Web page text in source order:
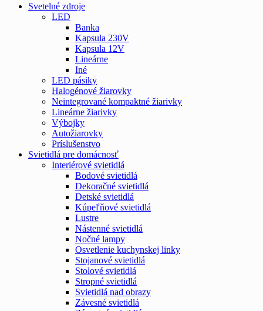
Svetelné zdroje
LED
Banka
Kapsula 230V
Kapsula 12V
Lineárne
Iné
LED pásiky
Halogénové žiarovky
Neintegrované kompaktné žiarivky
Lineárne žiarivky
Výbojky
Autožiarovky
Príslušenstvo
Svietidlá pre domácnosť
Interiérové svietidlá
Bodové svietidlá
Dekoračné svietidlá
Detské svietidlá
Kúpeľňové svietidlá
Lustre
Nástenné svietidlá
Nočné lampy
Osvetlenie kuchynskej linky
Stojanové svietidlá
Stolové svietidlá
Stropné svietidlá
Svietidlá nad obrazy
Závesné svietidlá